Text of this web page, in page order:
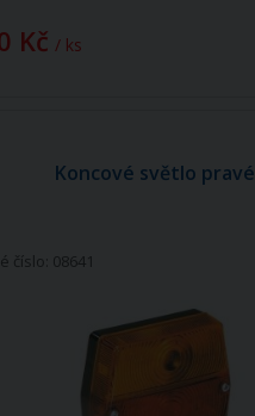
Kč / ks
Koncové světlo pravé
číslo: 08641